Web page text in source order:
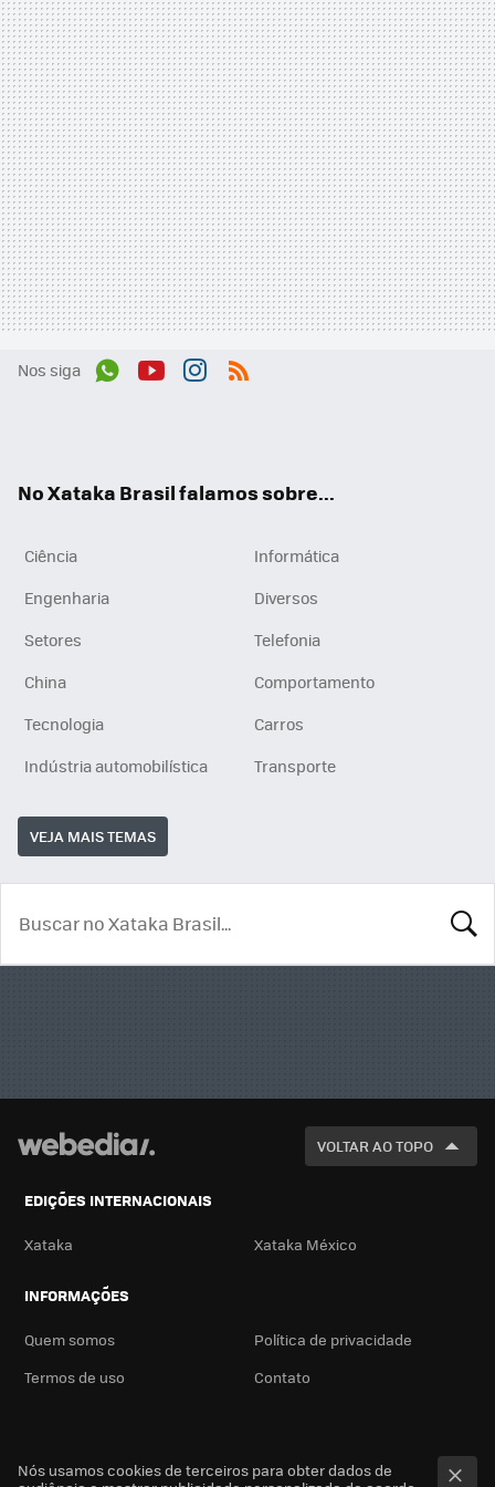
Nos siga
No Xataka Brasil falamos sobre...
Ciência
Informática
Engenharia
Diversos
Setores
Telefonia
China
Comportamento
Tecnologia
Carros
Indústria automobilística
Transporte
VEJA MAIS TEMAS
VOLTAR AO TOPO
EDIÇÕES INTERNACIONAIS
Xataka Xataka México
INFORMAÇÕES
Quem somos
Política de privacidade
Termos de uso
Contato
Nós usamos cookies de terceiros para obter dados de